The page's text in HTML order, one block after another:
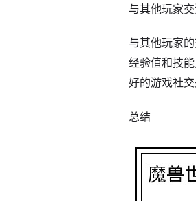
与其他玩家
与其他玩家
经验值和技
好的游戏社交
总结